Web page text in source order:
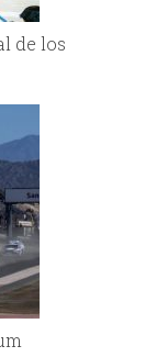
de los